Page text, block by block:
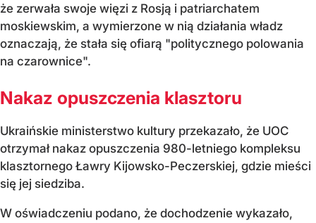
że zerwała swoje więzi z Rosją i patriarchatem
moskiewskim, a wymierzone w nią działania władz
oznaczają, że stała się ofiarą "politycznego polowania
na czarownice".
Nakaz opuszczenia klasztoru
Ukraińskie ministerstwo kultury przekazało, że UOC
otrzymał nakaz opuszczenia 980-letniego kompleksu
klasztornego Ławry Kijowsko-Peczerskiej, gdzie mieści
się jej siedziba.
W oświadczeniu podano, że dochodzenie wykazało,